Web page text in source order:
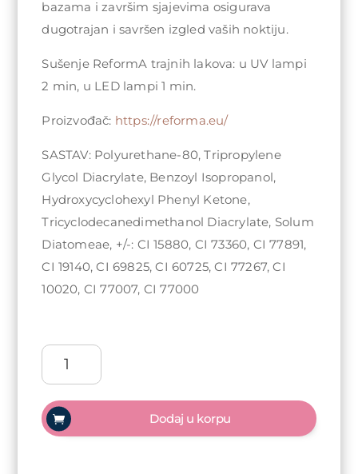
bazama i završim sjajevima osigurava
dugotrajan i savršen izgled vaših noktiju.
Sušenje ReformA trajnih lakova: u UV lampi
2 min, u LED lampi 1 min.
Proizvođač: https://reforma.eu/
SASTAV: Polyurethane-80, Tripropylene
Glycol Diacrylate, Benzoyl Isopropanol,
Hydroxycyclohexyl Phenyl Ketone,
Tricyclodecanedimethanol Diacrylate, Solum
Diatomeae, +/-: CI 15880, CI 73360, CI 77891,
CI 19140, CI 69825, CI 60725, CI 77267, CI
10020, CI 77007, CI 77000
ReformA
polish
Trajni
lak
10ml
Dodaj u korpu